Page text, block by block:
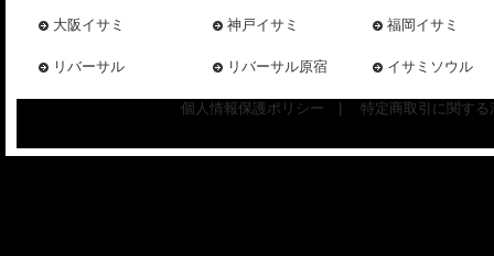
大阪イサミ 神戸イサミ 福岡イサミ
リバーサル リバーサル原宿 イサミソウル
個人情報保護ポリシー 特定商取引に関す